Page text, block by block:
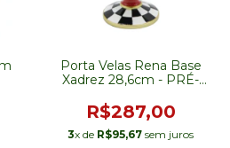
Porta Velas Rena Base
Xadrez 28,6cm - PRÉ-
R$287,00
3x de R$95,67 sem juros